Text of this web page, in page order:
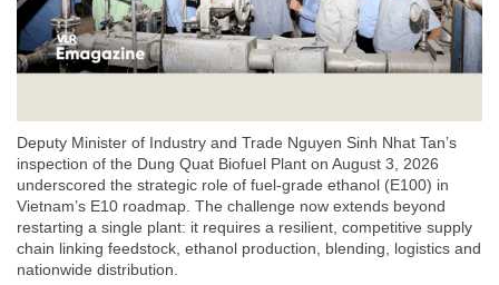
Deputy Minister of Industry and Trade Nguyen Sinh Nhat Tan’s
inspection of the Dung Quat Biofuel Plant on August 3, 2026
underscored the strategic role of fuel-grade ethanol (E100) in
Vietnam’s E10 roadmap. The challenge now extends beyond
restarting a single plant: it requires a resilient, competitive supply
chain linking feedstock, ethanol production, blending, logistics and
nationwide distribution.